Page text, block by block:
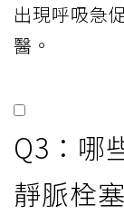
出現呼吸急
醫。
Q3：哪
靜脈栓